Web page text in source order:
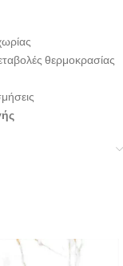
θερμοκρασίας